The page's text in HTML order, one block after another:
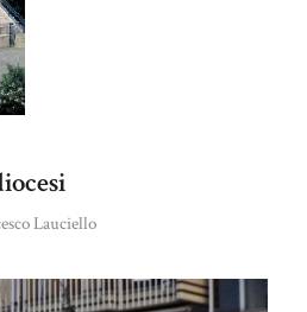
Lauciello